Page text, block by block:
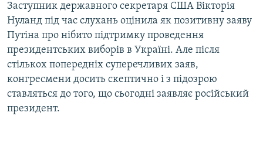
Усі сайти RFE/RL
Заступник державного секретаря США Вікторія
Нуланд під час слухань оцінила як позитивну заяву
Путіна про нібито підтримку проведення
президентських виборів в Україні. Але після
стількох попередніх суперечливих заяв,
конгресмени досить скептично і з підозрою
ставляться до того, що сьогодні заявляє російський
президент.